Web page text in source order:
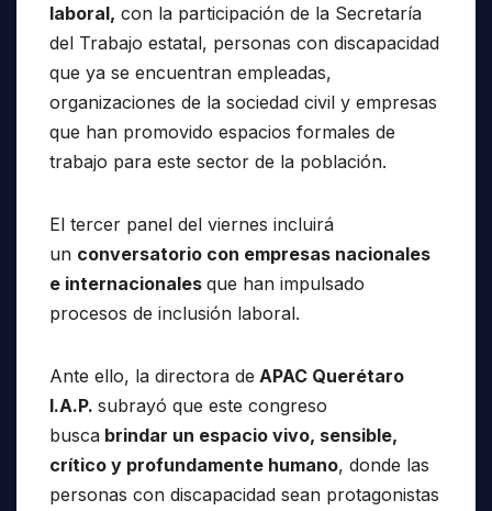
laboral, con la participación de la Secretaría
del Trabajo estatal, personas con discapacidad
que ya se encuentran empleadas,
organizaciones de la sociedad civil y empresas
que han promovido espacios formales de
trabajo para este sector de la población.
El tercer panel del viernes incluirá
un conversatorio con empresas nacionales
e internacionales que han impulsado
procesos de inclusión laboral.
Ante ello, la directora de APAC Querétaro
I.A.P. subrayó que este congreso
busca brindar un espacio vivo, sensible,
crítico y profundamente humano, donde las
personas con discapacidad sean protagonistas